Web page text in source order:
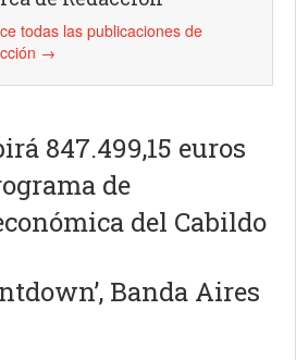
todas las publicaciones de
→
847.499,15 euros
de
del Cabildo
Banda Aires